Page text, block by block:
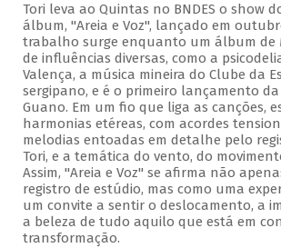
Tori leva ao Quintas no BNDES o show
álbum, "Areia e Voz", lançado em
trabalho surge enquanto um álbum de
de influências diversas, como a
Valença, a música mineira do Clube da
sergipano, e é o primeiro lançamento da
Guano. Em um fio que liga as canções,
harmonias etéreas, com acordes
melodias entoadas em detalhe pelo
Tori, e a temática do vento, do
Assim, "Areia e Voz" se afirma não
registro de estúdio, mas como uma
um convite a sentir o deslocamento, a
a beleza de tudo aquilo que está em
transformação.